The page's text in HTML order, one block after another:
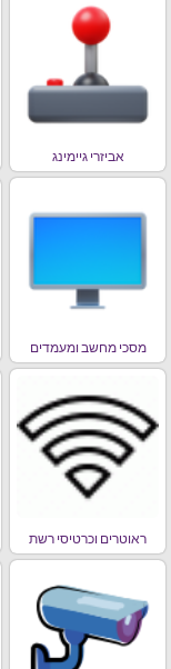
אביזרי גיימינג
מסכי מחשב ומעמדים
ראוטרים וכרטיסי רשת